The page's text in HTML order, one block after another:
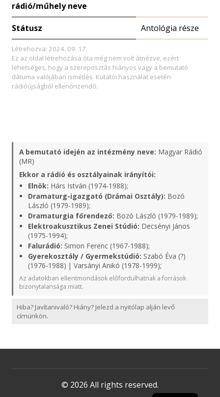
rádió/műhely neve
Státusz Antológia része
Létrehozva: 2024. 09. 17.
Ez az oldal létrehozása óta még nem volt átnézve, ezért
lehetséges, hogy a szereposztás hiányos vagy a bemutató
dátuma valójában ismétlés. Kutatói használat esetén
rádióújságból ellenőrizendő.
A bemutató idején az intézmény neve: Magyar Rádió
(MR)
Ekkor a rádió és osztályainak irányítói:
Elnök: Hárs István (1974-1988);
Dramaturg-igazgató (Drámai Osztály): Bozó
László (1979-1989);
Dramaturgia főrendező: Bozó László (1979-1989);
Elektroakusztikus Zenei Stúdió: Decsényi János
(1975-1994);
Falurádió: Simon Ferenc (1967-1988);
Gyerekosztály / Gyermekstúdió: Szabó Éva (?)
(1976-1988) | Varsányi Anikó (1978-1999);
Az adatokban ellentmondások előfordulhatnak a források
bizonytalansága miatt.
Hiba? Javítanivaló? Hiány? Jelezd a nyitólap alján levő
címünkön.
© 2026 All rights reserved.